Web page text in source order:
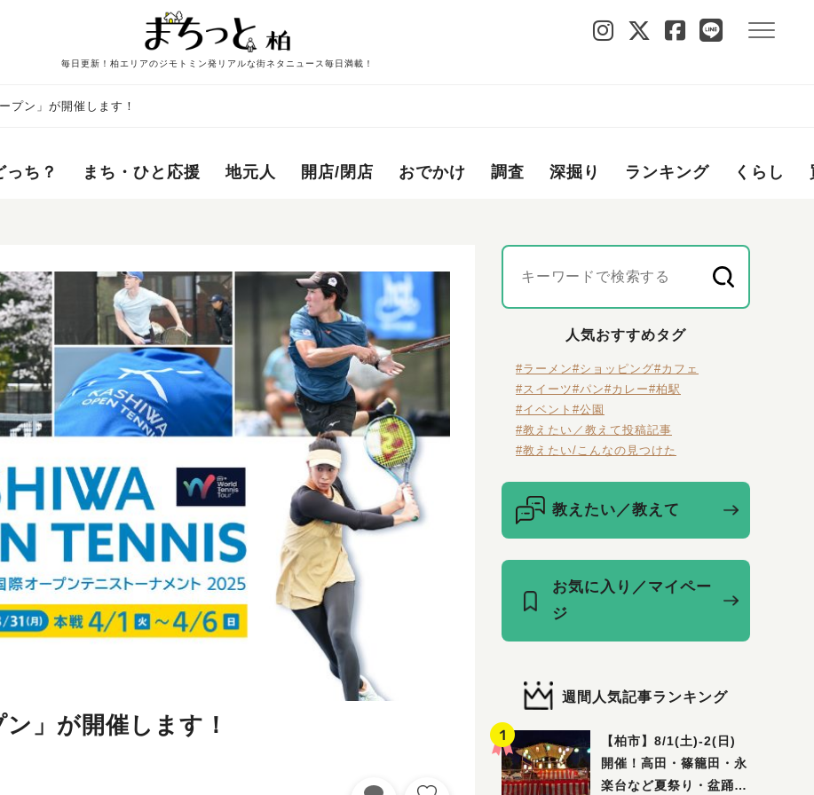
毎日更新！柏エリアのジモトミン発リアルな街ネタニュース毎日満載！
プン」が開催します！
っち？ まち・ひと応援 地元人 開店/閉店 おでかけ 調査 深掘り ランキング くらし
」が開催します！
人気おすすめタグ
#ラーメン#ショッピング#カフェ
#スイーツ#パン#カレー#柏駅
#イベント #公園
#教えたい／教えて投稿記事
#教えたい/こんなの見つけた
教えたい／教えて
お気に入り／マイペー
ジ
週間人気記事ランキング
【柏市】8/1(土)‐2(日)
開催！高田・篠籠田・永
楽台など夏祭り・盆踊り